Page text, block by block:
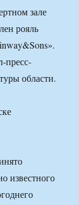
зале
рояль
пресс-
области.
известного